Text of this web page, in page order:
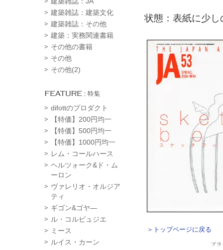
建築雑誌：建築文化
建築雑誌：その他
建築：実務関連書籍
その他の書籍
その他
その他(2)
difottのプロダクト
【特価】200円均一
【特価】500円均一
【特価】1000円均一
レム・コールハース
ヘルツォーク&ド・ム
ーロン
ヴァレリオ・オルジア
ティ
ギゴン&ゴヤ―
ル・コルビュジエ
ミース
ルイス・カーン
状態：表紙に少し
＞トップページに戻る